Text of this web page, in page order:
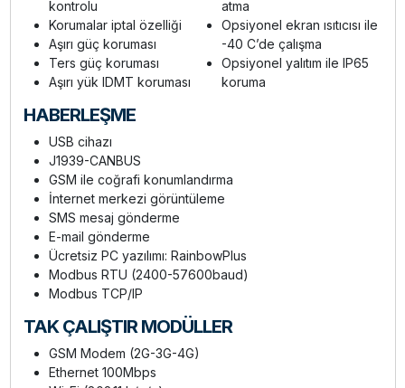
kontrolu
Korumalar iptal özelliği
Aşırı güç koruması
Ters güç koruması
Aşırı yük IDMT koruması
atma
Opsiyonel ekran ısıtıcısı ile
-40 C’de çalışma
Opsiyonel yalıtım ile IP65
koruma
HABERLEŞME
USB cihazı
J1939-CANBUS
GSM ile coğrafi konumlandırma
İnternet merkezi görüntüleme
SMS mesaj gönderme
E-mail gönderme
Ücretsiz PC yazılımı: RainbowPlus
Modbus RTU (2400-57600baud)
Modbus TCP/IP
TAK ÇALIŞTIR MODÜLLER
GSM Modem (2G-3G-4G)
Ethernet 100Mbps